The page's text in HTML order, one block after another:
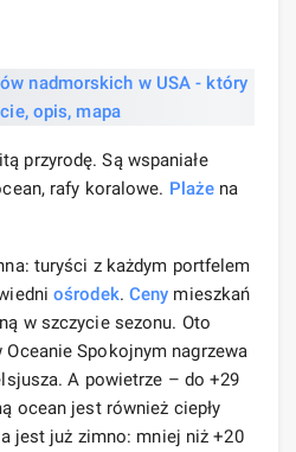
przyrodę. Są wspaniałe
rafy koralowe. Plaże na
turyści z każdym portfelem
ośrodek. Ceny mieszkań
w szczycie sezonu. Oto
Spokojnym nagrzewa
A powietrze – do +29
ocean jest również ciepły
jest już zimno: mniej niż +20